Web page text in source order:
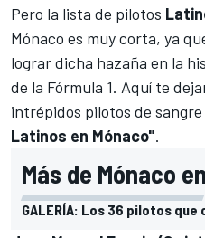
Pero la lista de pilotos
Mónaco es muy corta, ya
lograr dicha hazaña en la
de la Fórmula 1. Aquí te
intrépidos pilotos de
Latinos en Mónaco".
Más de Mónaco
GALERÍA: Los 36 pilotos